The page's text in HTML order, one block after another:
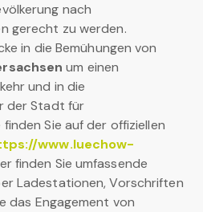
nach
gerecht zu werden.
in die Bemühungen von
um einen
und in die
der Stadt für
Sie auf der offiziellen
www.luechow-
finden Sie umfassende
Ladestationen, Vorschriften
das Engagement von